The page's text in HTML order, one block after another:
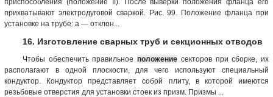
прихватывают электродуговой сваркой. Рис. 99. Положение фланца при
установке на трубе: а — отклон...
16. Изготовление сварных труб и секционных отводов
Чтобы обеспечить правильноеположение секторов при сборке, их
располагают в одной плоскости, для чего используют специальный
кондуктор. Кондуктор представляет собой плиту, в которой имеются
резьбовые отверстия для установки стоек из призм. Призмы ...